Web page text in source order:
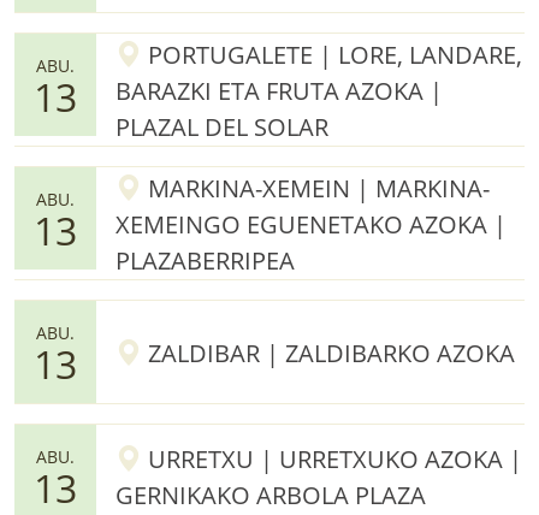
ABU.
13
PORTUGALETE | LORE, LANDARE,
BARAZKI ETA FRUTA AZOKA |
PLAZAL DEL SOLAR
ABU.
13
MARKINA-XEMEIN | MARKINA-
XEMEINGO EGUENETAKO AZOKA |
PLAZABERRIPEA
ABU.
13 ZALDIBAR | ZALDIBARKO AZOKA
ABU.
13
URRETXU | URRETXUKO AZOKA |
GERNIKAKO ARBOLA PLAZA